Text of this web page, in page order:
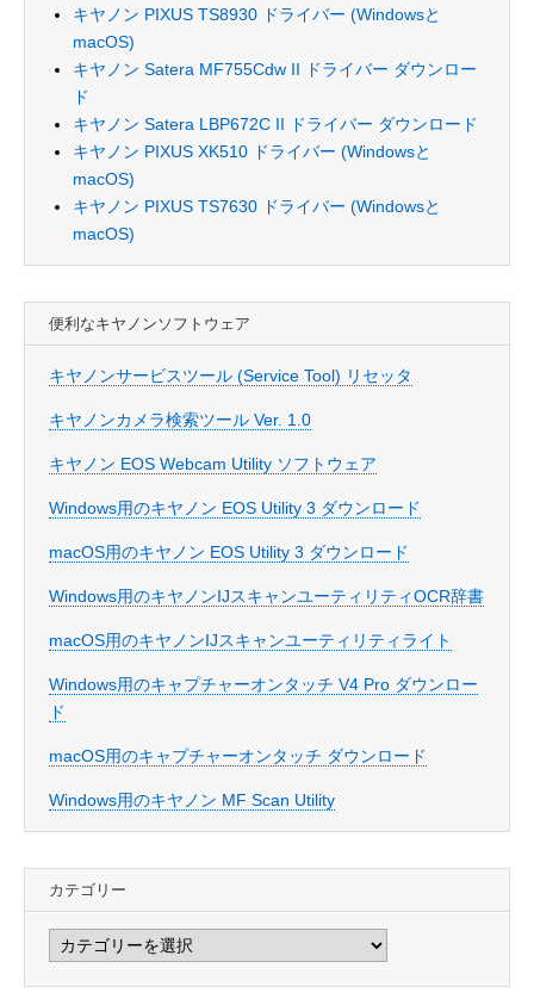
キヤノン PIXUS TS8930 ドライバー (Windowsと
macOS)
キヤノン Satera MF755Cdw II ドライバー ダウンロー
ド
キヤノン Satera LBP672C II ドライバー ダウンロード
キヤノン PIXUS XK510 ドライバー (Windowsと
macOS)
キヤノン PIXUS TS7630 ドライバー (Windowsと
macOS)
便利なキヤノンソフトウェア
キヤノンサービスツール (Service Tool) リセッタ
キヤノンカメラ検索ツール Ver. 1.0
キヤノン EOS Webcam Utility ソフトウェア
Windows用のキヤノン EOS Utility 3 ダウンロード
macOS用のキヤノン EOS Utility 3 ダウンロード
Windows用のキヤノンIJスキャンユーティリティOCR辞書
macOS用のキヤノンIJスキャンユーティリティライト
Windows用のキャプチャーオンタッチ V4 Pro ダウンロー
ド
macOS用のキャプチャーオンタッチ ダウンロード
Windows用のキヤノン MF Scan Utility
カテゴリー